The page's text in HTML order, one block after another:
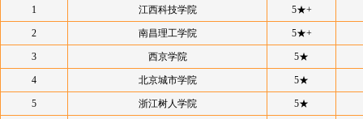
1 江西科技学院 5★+
2 南昌理工学院 5★+
3 西京学院 5★
4 北京城市学院 5★
5 浙江树人学院 5★